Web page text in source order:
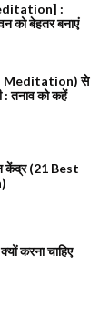
:
को बेहतर बनाएं
Meditation) से
तनाव को कहें
केंद्र (21 Best
करना चाहिए